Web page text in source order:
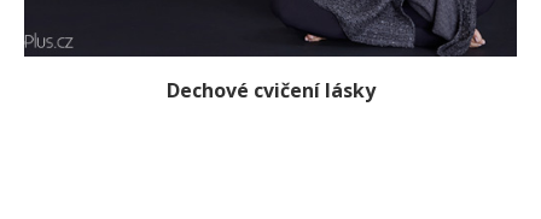
Dechové cvičení lásky